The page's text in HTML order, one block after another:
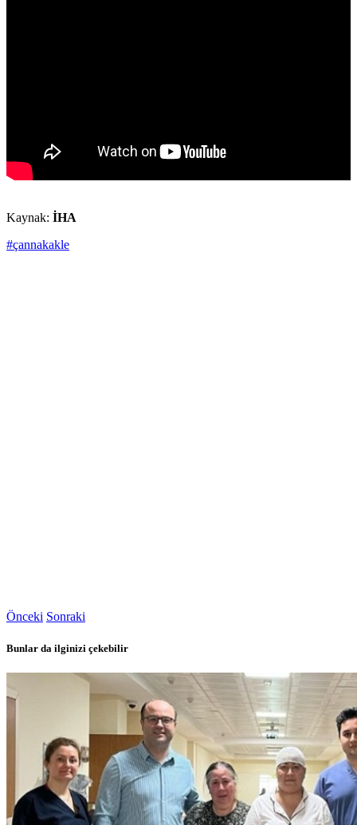
Kaynak: İHA
#çannakakle
Önceki Sonraki
Bunlar da ilginizi çekebilir